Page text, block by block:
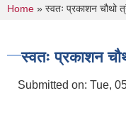
You are
Home » स्वतः प्रकाशन चौथो
स्वतः प्रकाशन
Submitted on: Tue,